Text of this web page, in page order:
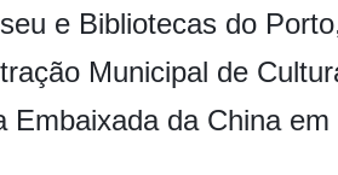
e Bibliotecas do
Municipal de
Embaixada da China em